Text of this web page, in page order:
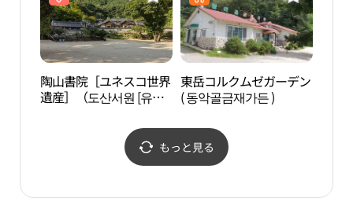
陶山書院［ユネスコ世界
遺産］（도산서원 [유네
東岳コルクムゼガーデン
( 동악골금재가든 )
もっと見る